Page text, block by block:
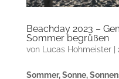
Beachday 2023 –
Sommer begrüßen
von Lucas Hohmeister|
Sommer, Sonne,